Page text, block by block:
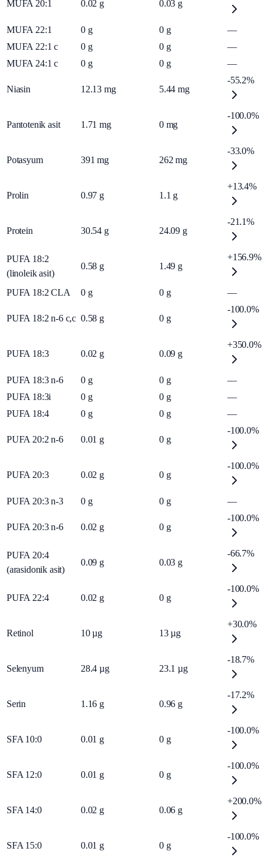
MUFA 20:1 0.02 g 0.03 g
MUFA 22:1 0 g 0 g
—
MUFA 22:1 c
0 g 0 g
—
MUFA 24:1 c
0 g 0 g —
Niasin 12.13 mg 5.44 mg
-55.2%
Pantotenik asit 1.71 mg 0 mg
-100.0%
Potasyum 391 mg 262 mg
-33.0%
Prolin 0.97 g 1.1 g
+13.4%
Protein 30.54 g 24.09 g
-21.1%
PUFA 18:2
(linoleik asit)
0.58 g 1.49 g
+156.9%
PUFA 18:2 CLA 0 g 0 g —
PUFA 18:2 n-6 c,c 0.58 g 0 g
-100.0%
PUFA 18:3 0.02 g 0.09 g
+350.0%
PUFA 18:3 n-6 0 g 0 g
—
PUFA 18:3i
0 g 0 g
—
PUFA 18:4
0 g 0 g —
PUFA 20:2 n-6 0.01 g 0 g
-100.0%
PUFA 20:3 0.02 g 0 g
-100.0%
PUFA 20:3 n-3 0 g 0 g —
PUFA 20:3 n-6 0.02 g 0 g
-100.0%
PUFA 20:4
(arasidonik asit)
0.09 g 0.03 g
-66.7%
PUFA 22:4 0.02 g 0 g
-100.0%
Retinol 10 µg 13 µg
+30.0%
Selenyum 28.4 µg 23.1 µg
-18.7%
Serin 1.16 g 0.96 g
-17.2%
SFA 10:0 0.01 g 0 g
-100.0%
SFA 12:0 0.01 g 0 g
-100.0%
SFA 14:0 0.02 g 0.06 g
+200.0%
SFA 15:0 0.01 g 0 g
-100.0%